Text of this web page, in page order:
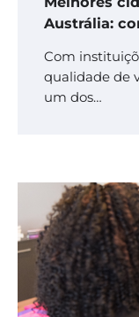
Austrália:
Com
qualidade de
um dos…